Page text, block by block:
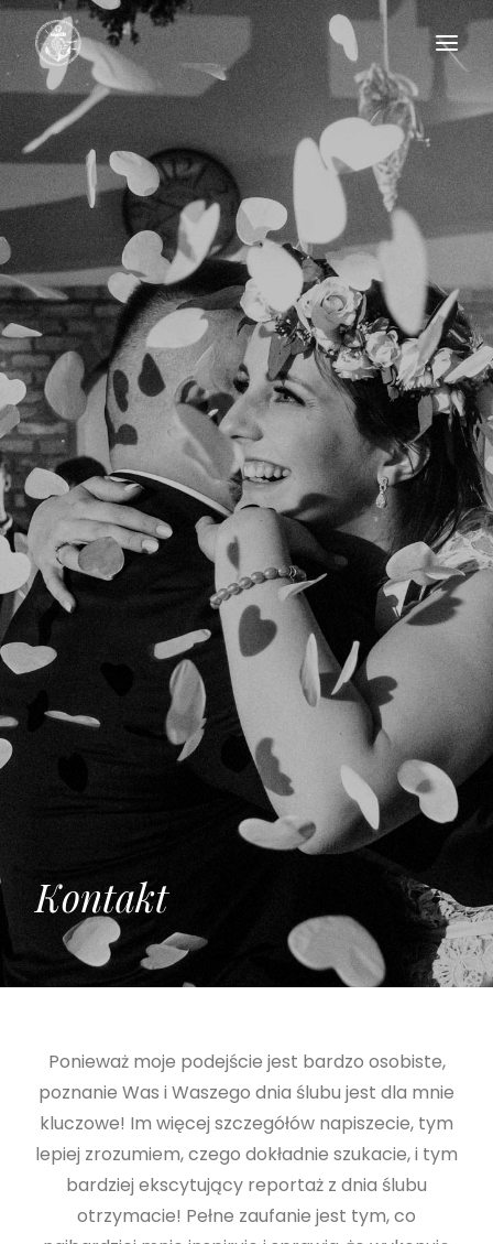
HOME
PORTFOLIO
BLOG
OFERTA
O MNIE
KONTAKT
Kontakt
Ponieważ moje podejście jest bardzo osobiste,
poznanie Was i Waszego dnia ślubu jest dla mnie
kluczowe! Im więcej szczegółów napiszecie, tym
lepiej zrozumiem, czego dokładnie szukacie, i tym
bardziej ekscytujący reportaż z dnia ślubu
otrzymacie! Pełne zaufanie jest tym, co